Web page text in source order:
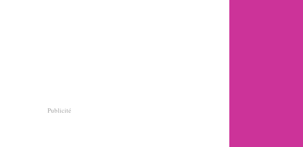
Publicité